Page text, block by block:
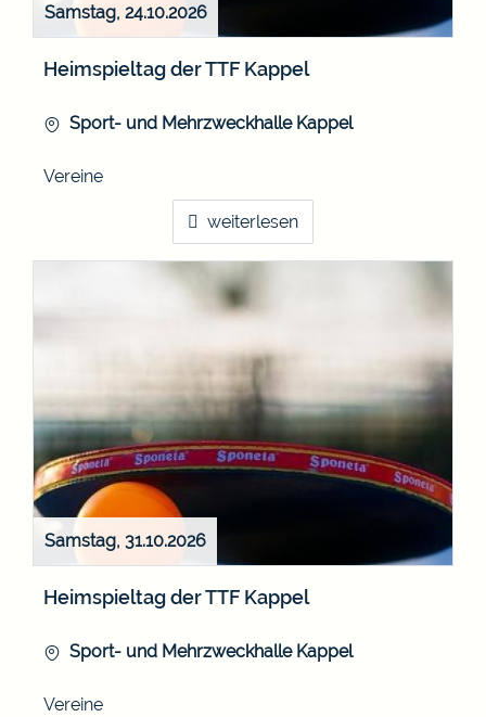
Samstag, 24.10.2026
Heimspieltag der TTF Kappel
Sport- und Mehrzweckhalle Kappel
Vereine
weiterlesen
Samstag, 31.10.2026
Heimspieltag der TTF Kappel
Sport- und Mehrzweckhalle Kappel
Vereine